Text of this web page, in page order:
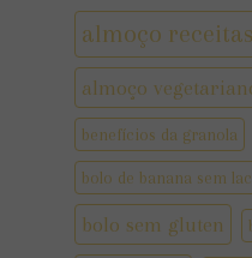
almoço
almoço
benefícios da granola
bolo de banana sem
bolo sem gluten